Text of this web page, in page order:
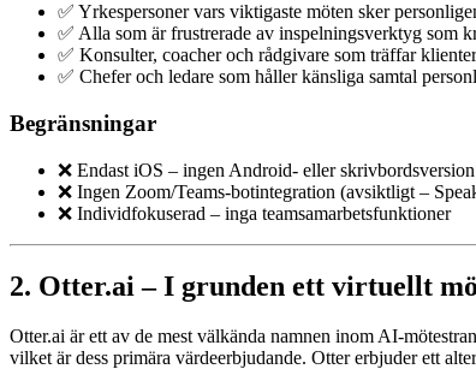
✅ Yrkespersoner vars viktigaste möten sker
✅ Alla som är frustrerade av inspelningsverktyg som
✅ Konsulter, coacher och rådgivare som träffar
✅ Chefer och ledare som håller känsliga samtal
Begränsningar
❌ Endast iOS – ingen Android- eller skrivbordsversion
❌ Ingen Zoom/Teams-botintegration (avsiktligt –
❌ Individfokuserad – inga teamsamarbetsfunktioner
2. Otter.ai – I grunden ett virtuellt
Otter.ai är ett av de mest välkända namnen inom AI-
vilket är dess primära värdeerbjudande. Otter erbjuder ett